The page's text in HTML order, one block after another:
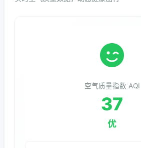
空气质量指数 AQI
37
优